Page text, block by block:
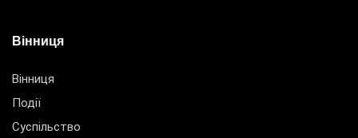
Вінниця
Вінниця
Події
Суспільство